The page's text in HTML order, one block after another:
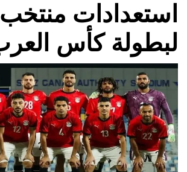
استعدادات
لبطولة كأس